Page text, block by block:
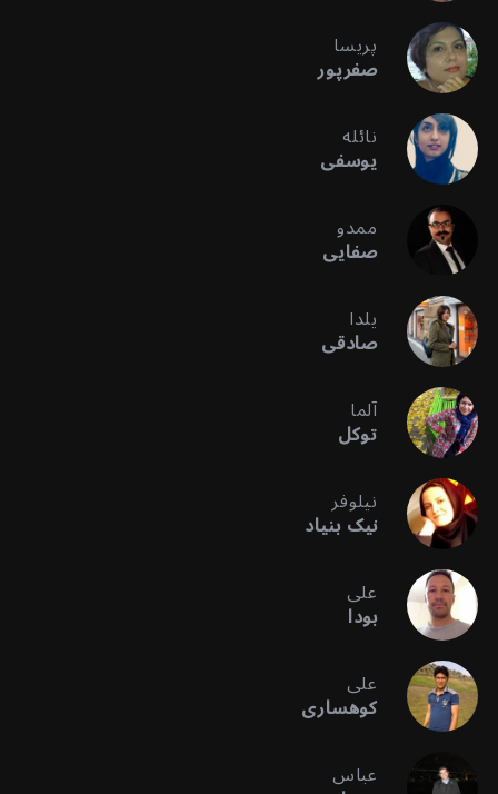
پریسا
صفرپور
نائله
یوسفی
ممدو
صفایی
یلدا
صادقی
آلما
توکل
نیلوفر
نیک بنیاد
علی
بودا
علی
کوهساری
عباس